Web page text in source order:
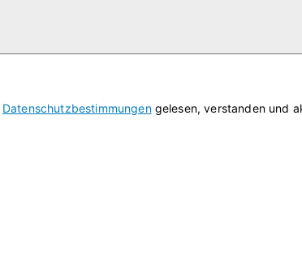
Datenschutzbestimmungengelesen, verstanden und